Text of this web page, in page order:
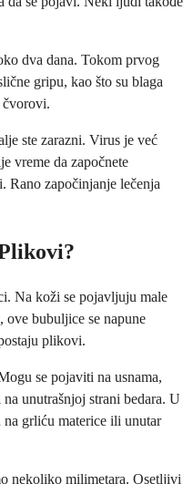
dva dana. Tokom prvog
gripu, kao što su blaga
čvorovi.
ste zarazni. Virus je već
vreme da započnete
Rano započinjanje lečenja
Na koži se pojavljuju male
bubuljice se napune
plikovi.
se pojaviti na usnama,
unutrašnjoj strani bedara. U
grliću materice ili unutar
nekoliko milimetara. Osetljivi